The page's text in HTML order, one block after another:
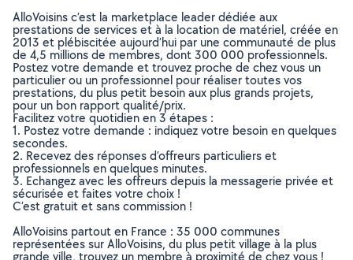
AlloVoisins c’est la marketplace leader dédiée aux
prestations de services et à la location de matériel, créée en
2013 et plébiscitée aujourd’hui par une communauté de plus
de 4,5 millions de membres, dont 300 000 professionnels.
Postez votre demande et trouvez proche de chez vous un
particulier ou un professionnel pour réaliser toutes vos
prestations, du plus petit besoin aux plus grands projets,
pour un bon rapport qualité/prix.
Facilitez votre quotidien en 3 étapes :
1. Postez votre demande : indiquez votre besoin en quelques
secondes.
2. Recevez des réponses d’offreurs particuliers et
professionnels en quelques minutes.
3. Echangez avec les offreurs depuis la messagerie privée et
sécurisée et faites votre choix !
C’est gratuit et sans commission !
AlloVoisins partout en France : 35 000 communes
représentées sur AlloVoisins, du plus petit village à la plus
grande ville, trouvez un membre à proximité de chez vous !